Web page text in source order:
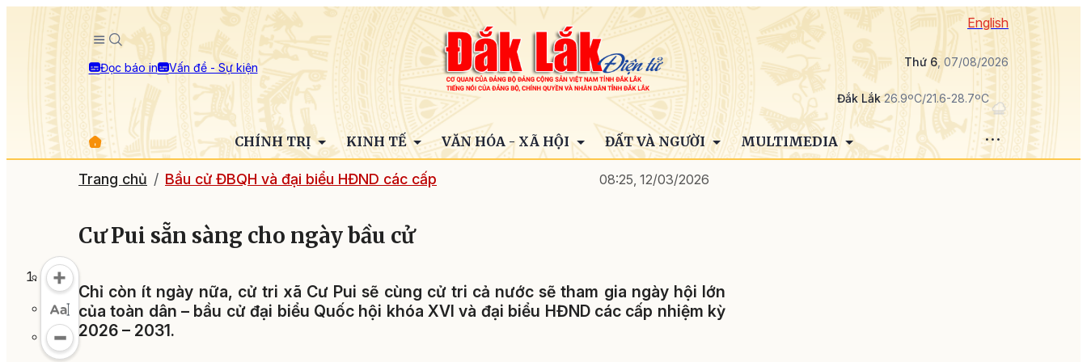
Đọc báo in Vấn đề - Sự kiện
English
Thứ 6, 07/08/2026
Đắk Lắk26.9ºC/21.6-28.7ºC
CHÍNH TRỊ KINH TẾ VĂN HÓA - XÃ HỘI ĐẤT VÀ NGƯỜI MULTIMEDIA
Trang chủ Bầu cử ĐBQH và đại biểu HĐND các cấp 08:25, 12/03/2026
Cư Pui sẵn sàng cho ngày bầu cử
Chỉ còn ít ngày nữa, cử tri xã Cư Pui sẽ cùng cử tri cả nước sẽ tham gia ngày hội lớn
của toàn dân – bầu cử đại biểu Quốc hội khóa XVI và đại biểu HĐND các cấp nhiệm kỳ
2026 – 2031.